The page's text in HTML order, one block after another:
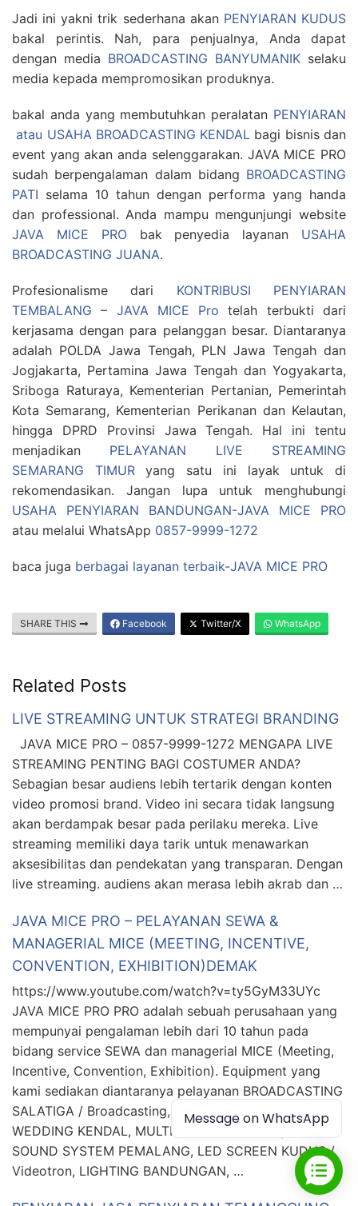
Jadi ini yakni trik sederhana akan PENYIARAN KUDUS
bakal perintis. Nah, para penjualnya, Anda dapat
dengan media BROADCASTING BANYUMANIK selaku
media kepada mempromosikan produknya.
bakal anda yang membutuhkan peralatan PENYIARAN
atau USAHA BROADCASTING KENDAL bagi bisnis dan
event yang akan anda selenggarakan. JAVA MICE PRO
sudah berpengalaman dalam bidang BROADCASTING
PATI selama 10 tahun dengan performa yang handa
dan professional. Anda mampu mengunjungi website
JAVA MICE PRObak penyedia layanan USAHA
BROADCASTING JUANA.
Profesionalisme dari KONTRIBUSI PENYIARAN
TEMBALANG – JAVA MICE Pro telah terbukti dari
kerjasama dengan para pelanggan besar. Diantaranya
adalah POLDA Jawa Tengah, PLN Jawa Tengah dan
Jogjakarta, Pertamina Jawa Tengah dan Yogyakarta,
Sriboga Raturaya, Kementerian Pertanian, Pemerintah
Kota Semarang, Kementerian Perikanan dan Kelautan,
hingga DPRD Provinsi Jawa Tengah. Hal ini tentu
menjadikan PELAYANAN LIVE STREAMING
SEMARANG TIMURyang satu ini layak untuk di
rekomendasikan. Jangan lupa untuk menghubungi
USAHA PENYIARAN BANDUNGAN-JAVA MICE PRO
atau melalui WhatsApp 0857-9999-1272
baca juga berbagai layanan terbaik-JAVA MICE PRO
SHARE THIS Facebook Twitter/X WhatsApp
Related Posts
LIVE STREAMING UNTUK STRATEGI BRANDING
JAVA MICE PRO – 0857-9999-1272 MENGAPA LIVE
STREAMING PENTING BAGI COSTUMER ANDA?
Sebagian besar audiens lebih tertarik dengan konten
video promosi brand. Video ini secara tidak langsung
akan berdampak besar pada perilaku mereka. Live
streaming memiliki daya tarik untuk menawarkan
aksesibilitas dan pendekatan yang transparan. Dengan
live streaming. audiens akan merasa lebih akrab dan …
JAVA MICE PRO – PELAYANAN SEWA &
MANAGERIAL MICE (MEETING, INCENTIVE,
CONVENTION, EXHIBITION)DEMAK
https://www.youtube.com/watch?v=ty5GyM33UYc
JAVA MICE PRO PRO adalah sebuah perusahaan yang
mempunyai pengalaman lebih dari 10 tahun pada
bidang service SEWA dan managerial MICE (Meeting,
Incentive, Convention, Exhibition). Equipment yang
kami sediakan diantaranya pelayanan BROADCASTING
SALATIGA / Broadcasting, Pelayanan VIRTUAL
WEDDING KENDAL, MULTICAM SALATIGA System,
SOUND SYSTEM PEMALANG, LED SCREEN KUDUS /
Videotron, LIGHTING BANDUNGAN, …
Message on WhatsApp